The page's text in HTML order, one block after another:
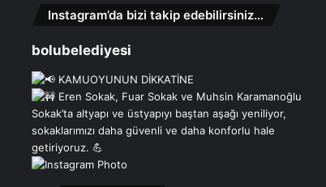
Instagram’da bizi takip edebilirsiniz…
bolubelediyesi